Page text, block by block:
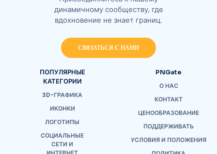
динамичному сообществу, где
вдохновение не знает границ.
СВЯЗАТЬСЯ С НАМИ
ПОПУЛЯРНЫЕ
КАТЕГОРИИ
3D-ГРАФИКА
ИКОНКИ
ЛОГОТИПЫ
СОЦИАЛЬНЫЕ
СЕТИ И
PNGate
О НАС
КОНТАКТ
ЦЕНООБРАЗОВАНИЕ
ПОДДЕРЖИВАТЬ
УСЛОВИЯ И ПОЛОЖЕНИЯ